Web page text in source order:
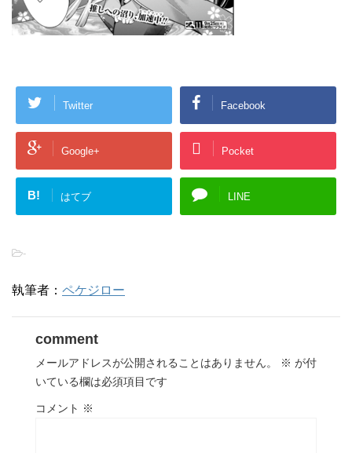
Twitter Facebook
Google+ Pocket
B! はてブ LINE
-
執筆者： ペケジロー
comment
メールアドレスが公開されることはありません。 ※ が付
いている欄は必須項目です
コメント ※